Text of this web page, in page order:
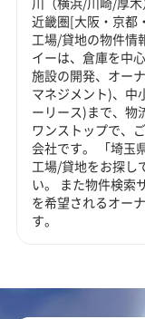
近畿圏[大阪・京都
工場/貸地の物件情
イーは、倉庫を中
施設の開発、オー
マネジメント)、中
ーリース)まで、物
ワンストップで、
会社です。 「埼玉
工場/貸地をお探し
い。 また物件検索
を希望されるオー
す。